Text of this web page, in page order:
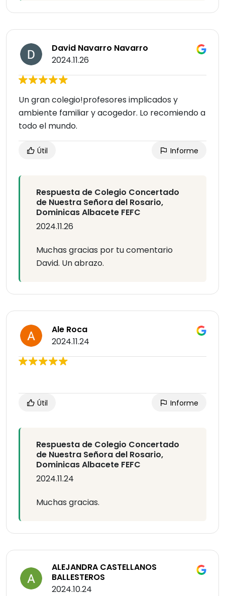
David Navarro Navarro
2024.11.26
Un gran colegio!profesores implicados y
ambiente familiar y acogedor. Lo recomiendo a
todo el mundo.
Útil Informe
Respuesta de Colegio Concertado
de Nuestra Señora del Rosario,
Dominicas Albacete FEFC
2024.11.26
Muchas gracias por tu comentario
David. Un abrazo.
Ale Roca
2024.11.24
Útil Informe
Respuesta de Colegio Concertado
de Nuestra Señora del Rosario,
Dominicas Albacete FEFC
2024.11.24
Muchas gracias.
ALEJANDRA CASTELLANOS
BALLESTEROS
2024.10.24